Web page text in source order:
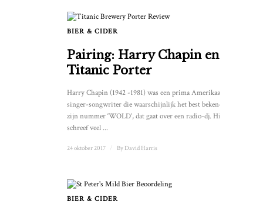
BIER & CIDER
Pairing: Harry Chapin en
Titanic Porter
Harry Chapin (1942 -1981) was een prima Amerikaanse
singer-songwriter die waarschijnlijk het best bekend is van
zijn nummer ‘WOLD’, dat gaat over een radio-dj. Hij
schreef veel ...
24 oktober 2017 By David Harris
BIER & CIDER